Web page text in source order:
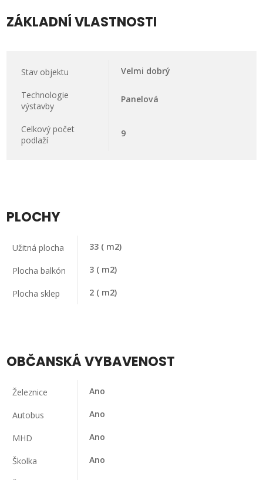
ZÁKLADNÍ VLASTNOSTI
Stav objektu Velmi dobrý
Technologie
výstavby
Panelová
Celkový počet
podlaží
9
PLOCHY
Užitná plocha 33 ( m2)
Plocha balkón 3 ( m2)
Plocha sklep 2 ( m2)
OBČANSKÁ VYBAVENOST
Železnice Ano
Autobus Ano
MHD Ano
Školka Ano